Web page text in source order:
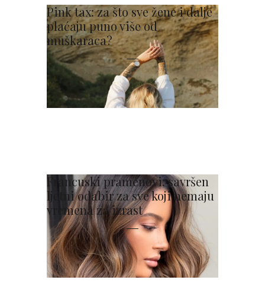
Pink tax: za što sve žene i dalje
plaćaju puno više od
muškaraca?
Francuski pramenovi: savršen
ljetni odabir za sve koji nemaju
vremena za izrast